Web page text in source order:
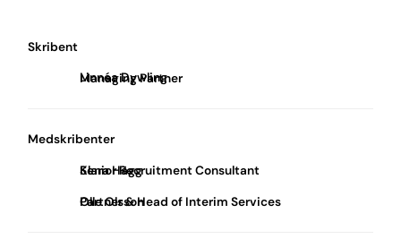
Skribent
Linnéa Dywling
Managing Partner
Medskribenter
Klara Hägg
Senior Recruitment Consultant
Olle Olsson
Partner & Head of Interim Services